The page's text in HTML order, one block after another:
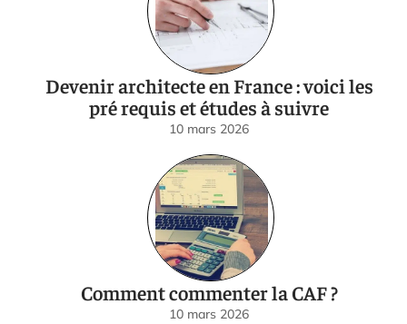
Devenir architecte en France : voici les
pré requis et études à suivre
10 mars 2026
Comment commenter la CAF ?
10 mars 2026